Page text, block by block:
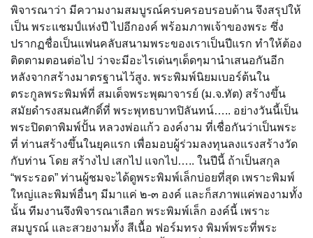
พิจารณาว่า มีความงามสมบูรณ์ครบครอบรอบด้าน จึงสรุปให้
เป็น พระแชมป์แห่งปี ไปอีกองค์ พร้อมภาพเจ้าของพระ ซึ่ง
ปรากฏชื่อเป็นแฟนคลับสนามพระของเราเป็นปีแรก ทำให้ต้อง
ติดตามตอนต่อไป ว่าจะมีอะไรเด่นๆเด็ดๆมานำเสนอกันอีก
หลังจากสร้างมาตรฐานไว้สูง. พระพิมพ์นิยมเบอร์ต้นใน
ตระกูลพระพิมพ์ที่ สมเด็จพระพุฒาจารย์ (ม.จ.ทัต) สร้างขึ้น
สมัยดำรงสมณศักดิ์ที่ พระพุทธบาทปิลันทน์….. อย่างวันนี้เป็น
พระปิดตาพิมพ์ปั้น หลวงพ่อแก้ว องค์งาม ที่เชื่อกันว่าเป็นพระ
ที่ ท่านสร้างขึ้นในยุคแรก เพื่อมอบผู้ร่วมลงทุนลงแรงสร้างวัด
กับท่าน โดย สร้างไป เสกไป แจกไป….. ในปีนี้ ถ้าเป็นสกุล
“พระรอด” ท่านผู้ชมจะได้ดูพระพิมพ์เล็กบ่อยที่สุด เพราะพิมพ์
ใหญ่และพิมพ์อื่นๆ มีมาแค่ ๒-๓ องค์ และก็สภาพแค่พองามทั้ง
นั้น ทีมงานจึงพิจารณาเลือก พระพิมพ์เล็ก องค์นี้ เพราะ
สมบูรณ์ และสวยงามทั้ง สีเนื้อ ฟอร์มทรง พิมพ์พระที่พระ